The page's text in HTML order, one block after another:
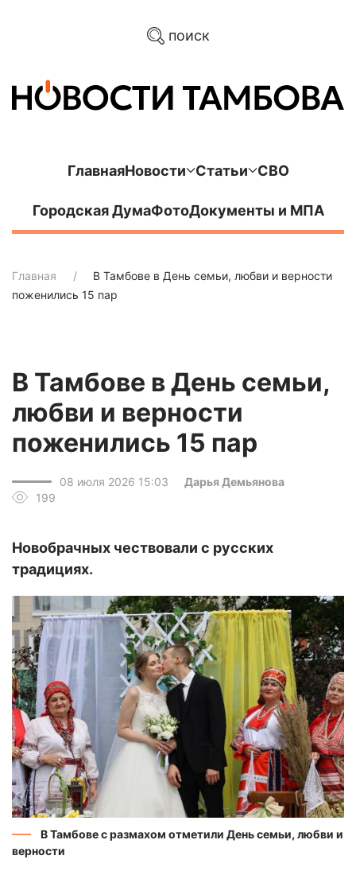
поиск
ГлавнаяНовости Статьи СВО
Городская ДумаФотоДокументы и МПА
Главная
В Тамбове в День семьи, любви и верности
поженились 15 пар
В Тамбове в День семьи,
любви и верности
поженились 15 пар
08 июля 2026 15:03
Дарья Демьянова
199
Новобрачных чествовали с русских
традициях.
В Тамбове с размахом отметили День семьи, любви и
верности